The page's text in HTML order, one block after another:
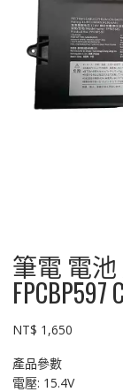
筆電 電池
FPCBP597
NT$ 1,650
產品參數
電壓: 15.4V